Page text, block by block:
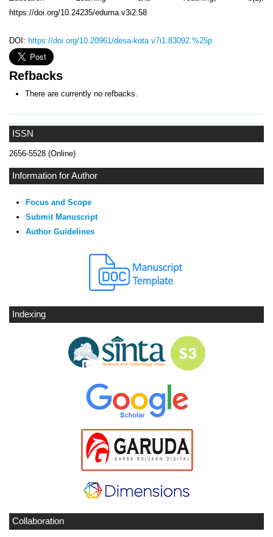
ISSN
2656-5528 (Online)
Information for Author
Focus and Scope
Submit Manuscript
Author Guidelines
Indexing
Collaboration
https://doi.org/10.24235/eduma.v3i2.58
DOI: https://doi.org/10.20961/desa-kota.v7i1.83092.%25p
Refbacks
There are currently no refbacks.